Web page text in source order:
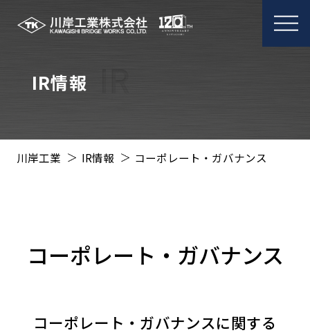
メ
IR情報
川岸工業 IR情報 コーポレート・ガバナンス
コーポレート・ガバナンス
コーポレート・ガバナンスに関する